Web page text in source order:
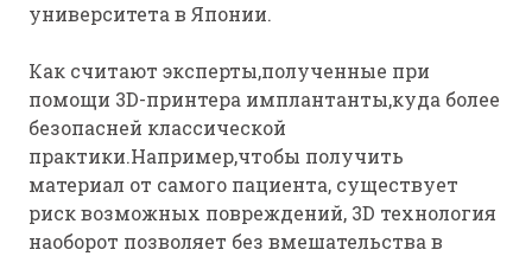
университета в Японии.
Как считают эксперты,полученные при
помощи 3D-принтера имплантанты,куда более
безопасней классической
практики.Например,чтобы получить
материал от самого пациента, существует
риск возможных повреждений, 3D технология
наоборот позволяет без вмешательства в